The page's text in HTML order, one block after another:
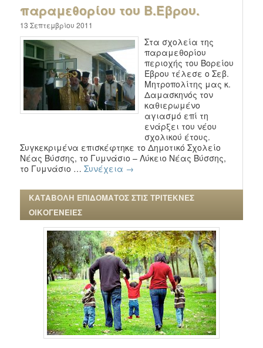
παραμεθορίου του Β.Έβρου.
13 Σεπτεμβρίου 2011
Στα σχολεία της
παραμεθορίου
περιοχής του Βορείου
Έβρου τέλεσε ο Σεβ.
Μητροπολίτης μας κ.
Δαμασκηνός τον
καθιερωμένο
αγιασμό επί τη
ενάρξει του νέου
σχολικού έτους.
Συγκεκριμένα επισκέφτηκε το Δημοτικό Σχολείο
Νέας Βύσσης, το Γυμνάσιο – Λύκειο Νέας Βύσσης,
το Γυμνάσιο …Συνέχεια →
ΚΑΤΑΒΟΛΗ ΕΠΙΔΟΜΑΤΟΣ ΣΤΙΣ ΤΡΙΤΕΚΝΕΣ
ΟΙΚΟΓΕΝΕΙΕΣ